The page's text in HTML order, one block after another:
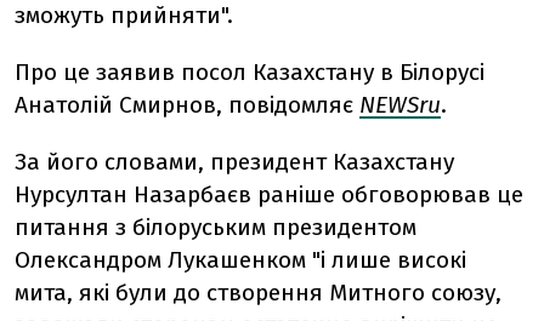
зможуть прийняти".
Про це заявив посол Казахстану в Білорусі
Анатолій Смирнов, повідомляє NEWSru.
За його словами, президент Казахстану
Нурсултан Назарбаєв раніше обговорював це
питання з білоруським президентом
Олександром Лукашенком "і лише високі
мита, які були до створення Митного союзу,